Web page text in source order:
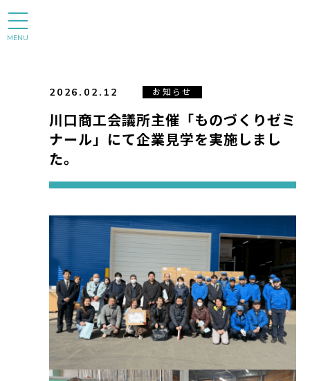
MENU
2026.02.12 お知らせ
川口商工会議所主催「ものづくりゼミ
ナール」にて企業見学を実施しまし
た。